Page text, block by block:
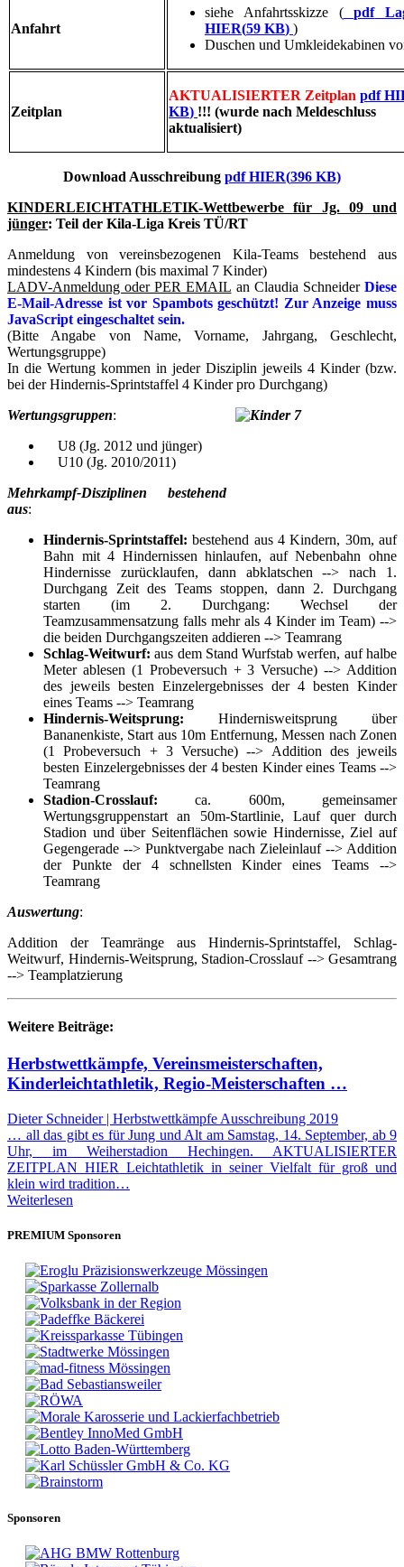
Anfahrt
siehe Anfahrtsskizze ( pdf
HIER(59 KB) )
Duschen und Umkleidekabinen
Zeitplan
AKTUALISIERTER Zeitplan pdf
KB) !!! (wurde nach Meldeschluss
aktualisiert)
Download Ausschreibung pdfHIER(396 KB)
KINDERLEICHTATHLETIK-Wettbewerbe für Jg. 09 und
jünger: Teil der Kila-Liga Kreis TÜ/RT
Anmeldung von vereinsbezogenen Kila-Teams bestehend aus
mindestens 4 Kindern (bis maximal 7 Kinder)
LADV-Anmeldung oder PER EMAIL an Claudia SchneiderDiese
E-Mail-Adresse ist vor Spambots geschützt! Zur Anzeige muss
JavaScript eingeschaltet sein.
(Bitte Angabe von Name, Vorname, Jahrgang, Geschlecht,
Wertungsgruppe)
In die Wertung kommen in jeder Disziplin jeweils 4 Kinder (bzw.
bei der Hindernis-Sprintstaffel 4 Kinder pro Durchgang)
Wertungsgruppen:
U8 (Jg. 2012 und jünger)
U10 (Jg. 2010/2011)
Mehrkampf-Disziplinen bestehend
aus:
Hindernis-Sprintstaffel: bestehend aus 4 Kindern, 30m, auf
Bahn mit 4 Hindernissen hinlaufen, auf Nebenbahn ohne
Hindernisse zurücklaufen, dann abklatschen --> nach 1.
Durchgang Zeit des Teams stoppen, dann 2. Durchgang
starten (im 2. Durchgang: Wechsel der
Teamzusammensatzung falls mehr als 4 Kinder im Team) -->
die beiden Durchgangszeiten addieren --> Teamrang
Schlag-Weitwurf: aus dem Stand Wurfstab werfen, auf halbe
Meter ablesen (1 Probeversuch + 3 Versuche) --> Addition
des jeweils besten Einzelergebnisses der 4 besten Kinder
eines Teams --> Teamrang
Hindernis-Weitsprung: Hindernisweitsprung über
Bananenkiste, Start aus 10m Entfernung, Messen nach Zonen
(1 Probeversuch + 3 Versuche) --> Addition des jeweils
besten Einzelergebnisses der 4 besten Kinder eines Teams -->
Teamrang
Stadion-Crosslauf: ca. 600m, gemeinsamer
Wertungsgruppenstart an 50m-Startlinie, Lauf quer durch
Stadion und über Seitenflächen sowie Hindernisse, Ziel auf
Gegengerade --> Punktvergabe nach Zieleinlauf --> Addition
der Punkte der 4 schnellsten Kinder eines Teams -->
Teamrang
Auswertung:
Addition der Teamränge aus Hindernis-Sprintstaffel, Schlag-
Weitwurf, Hindernis-Weitsprung, Stadion-Crosslauf --> Gesamtrang
--> Teamplatzierung
Weitere Beiträge:
Herbstwettkämpfe, Vereinsmeisterschaften,
Kinderleichtathletik, Regio-Meisterschaften …
Dieter Schneider | Herbstwettkämpfe Ausschreibung 2019
… all das gibt es für Jung und Alt am Samstag, 14. September, ab 9
Uhr, im Weiherstadion Hechingen. AKTUALISIERTER
ZEITPLAN HIER Leichtathletik in seiner Vielfalt für groß und
klein wird tradition…
Weiterlesen
PREMIUM Sponsoren
Sponsoren